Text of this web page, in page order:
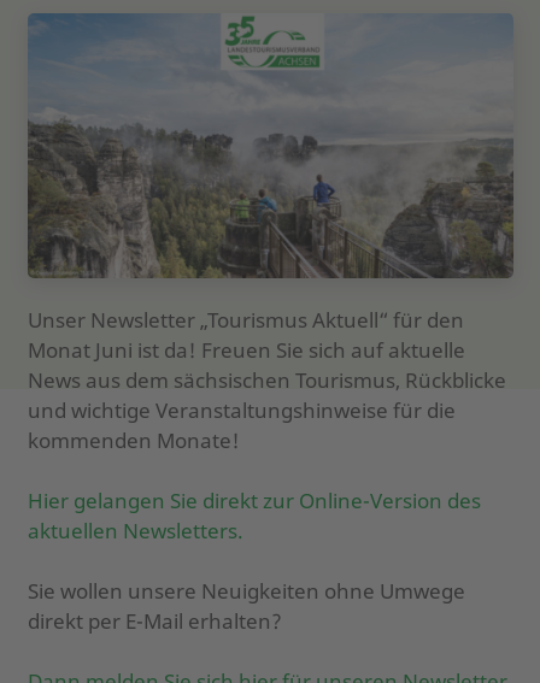
Unser Newsletter „Tourismus Aktuell“ für den
Monat Juni ist da! Freuen Sie sich auf aktuelle
News aus dem sächsischen Tourismus, Rückblicke
und wichtige Veranstaltungshinweise für die
kommenden Monate!
Hier gelangen Sie direkt zur Online-Version des
aktuellen Newsletters.
Sie wollen unsere Neuigkeiten ohne Umwege
direkt per E-Mail erhalten?